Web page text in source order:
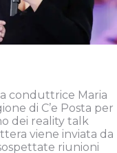
conduttrice Maria
di C’e Posta per
dei reality talk
viene inviata da
riunioni